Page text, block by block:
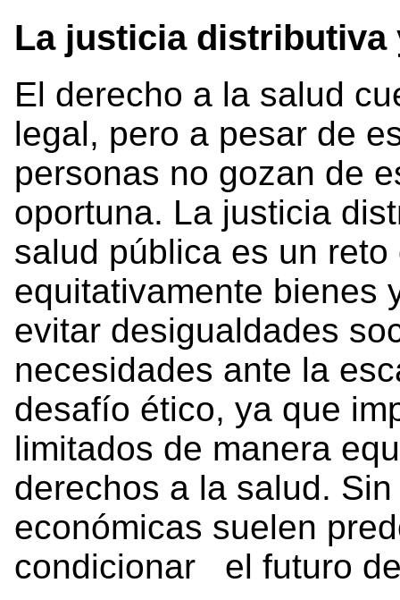
La justicia distributiva
El derecho a la salud
legal, pero a pesar de
personas no gozan de
oportuna. La justicia
salud pública es un
equitativamente bienes
evitar desigualdades
necesidades ante la
desafío ético, ya que
limitados de manera
derechos a la salud.
económicas suelen
condicionar el futuro